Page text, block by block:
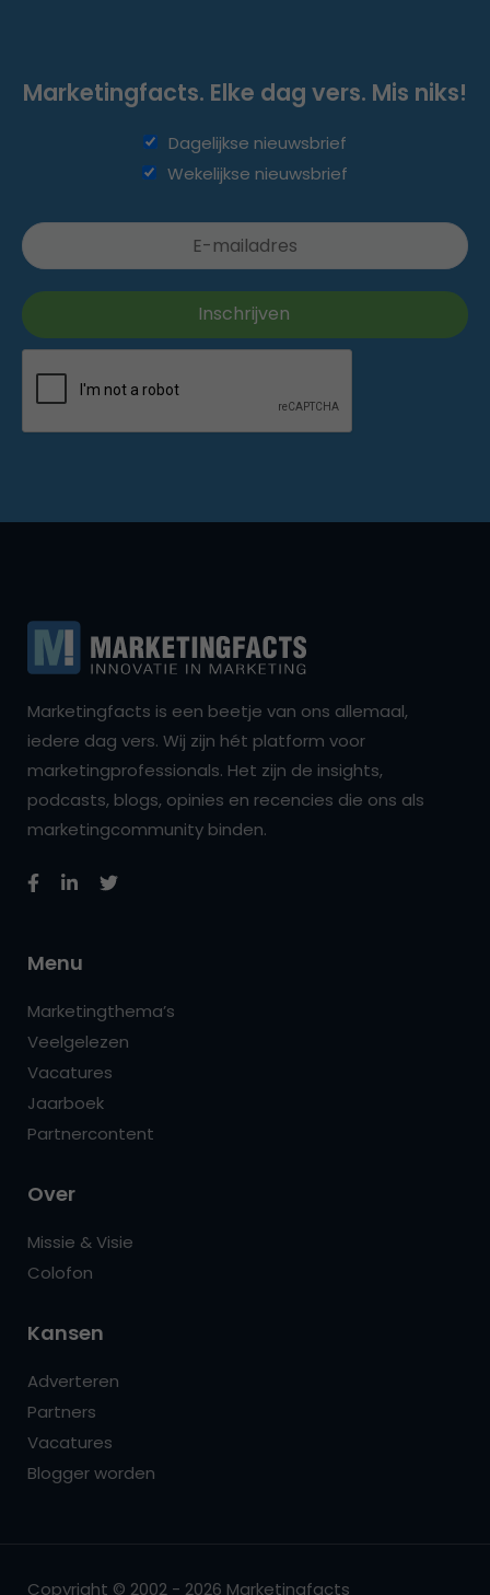
Marketingfacts. Elke dag vers. Mis niks!
Dagelijkse nieuwsbrief
Wekelijkse nieuwsbrief
Marketingfacts is een beetje van ons allemaal,
iedere dag vers. Wij zijn hét platform voor
marketingprofessionals. Het zijn de insights,
podcasts, blogs, opinies en recencies die ons als
marketingcommunity binden.
Menu
Marketingthema’s
Veelgelezen
Vacatures
Jaarboek
Partnercontent
Over
Missie & Visie
Colofon
Kansen
Adverteren
Partners
Vacatures
Blogger worden
Copyright © 2002 - 2026 Marketingfacts